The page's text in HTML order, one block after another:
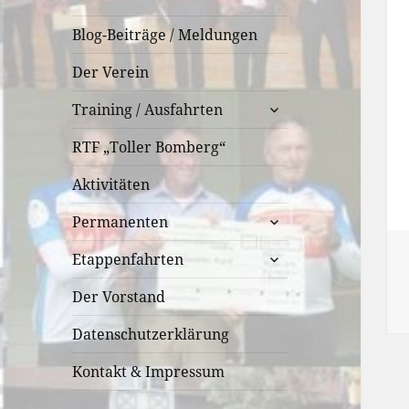
Blog-Beiträge / Meldungen
Der Verein
Training / Ausfahrten
untermenü
öffnen
RTF „Toller Bomberg“
Aktivitäten
Permanenten
untermenü
öffnen
Etappenfahrten
untermenü
öffnen
Der Vorstand
Datenschutzerklärung
Kontakt & Impressum